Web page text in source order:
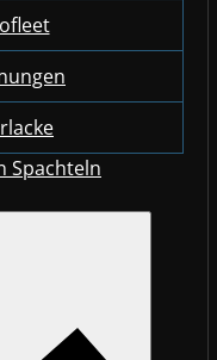
Spachteln